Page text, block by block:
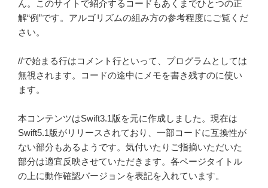
ん。このサイトで紹介するコードもあくまでひとつの正
解“例”です。アルゴリズムの組み方の参考程度にご覧くだ
さい。
//で始まる行はコメント行といって、プログラムとしては
無視されます。コードの途中にメモを書き残すのに使い
ます。
本コンテンツはSwift3.1版を元に作成しました。現在は
Swift5.1版がリリースされており、一部コードに互換性が
ない部分もあるようです。気付いたりご指摘いただいた
部分は適宜反映させていただきます。各ページタイトル
の上に動作確認バージョンを表記を入れています。